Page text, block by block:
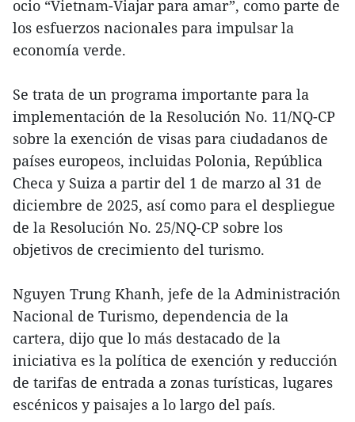
ocio “Vietnam-Viajar para amar”, como parte de
los esfuerzos nacionales para impulsar la
economía verde.
Se trata de un programa importante para la
implementación de la Resolución No. 11/NQ-CP
sobre la exención de visas para ciudadanos de
países europeos, incluidas Polonia, República
Checa y Suiza a partir del 1 de marzo al 31 de
diciembre de 2025, así como para el despliegue
de la Resolución No. 25/NQ-CP sobre los
objetivos de crecimiento del turismo.
Nguyen Trung Khanh, jefe de la Administración
Nacional de Turismo, dependencia de la
cartera, dijo que lo más destacado de la
iniciativa es la política de exención y reducción
de tarifas de entrada a zonas turísticas, lugares
escénicos y paisajes a lo largo del país.